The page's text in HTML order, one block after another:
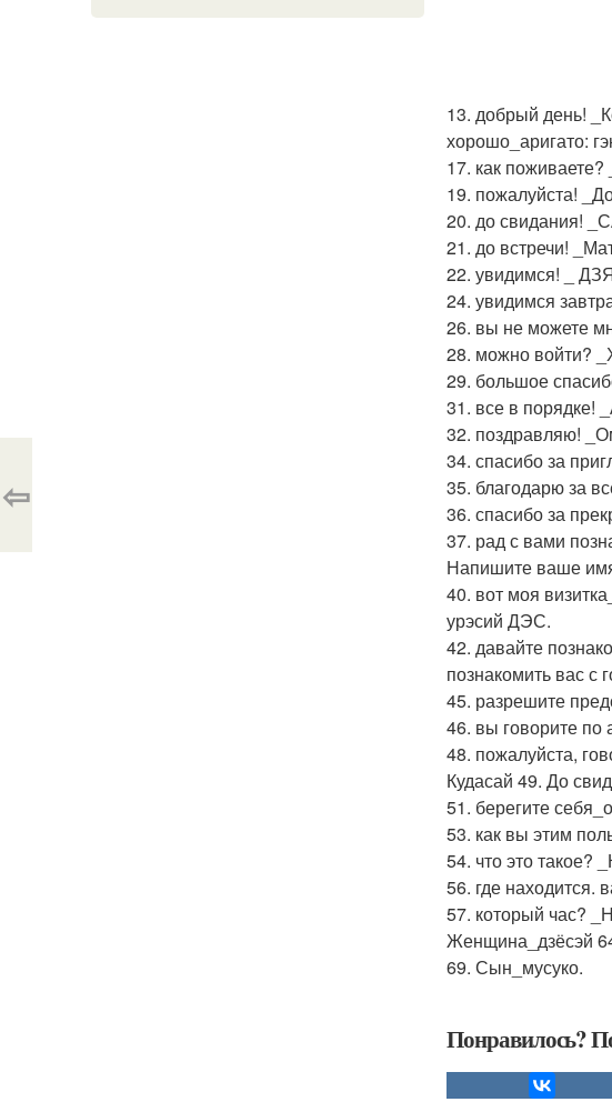
13. добрый день!
хорошо_аригато:
17. как
19. пожалуйста!
20. до свидания!
21. до встречи!
22. увидимся! _
24. увидимся
26. вы не можете
28. можно войти?
29. большое
31. все в порядке!
32. поздравляю!
34. спасибо за
35. благодарю за
36. спасибо за
37. рад с вами
Напишите ваше
40. вот моя
урэсий ДЭС.
42. давайте
познакомить вас с
45. разрешите
46. вы говорите по
48. пожалуйста,
Кудасай 49. До
51. берегите
53. как вы этим
54. что это такое?
56. где находится.
57. который час?
Женщина_дзёсэй
69. Сын_мусуко.
Понравилось?
⇦